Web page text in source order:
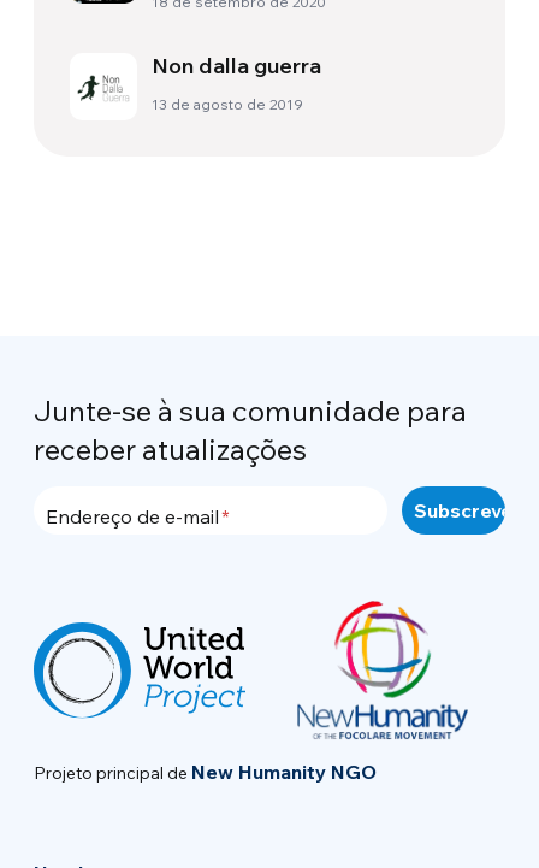
Non dalla guerra
13 de agosto de 2019
Junte-se à sua comunidade para
receber atualizações
Endereço de e-mail
Projeto principal de New Humanity NGO